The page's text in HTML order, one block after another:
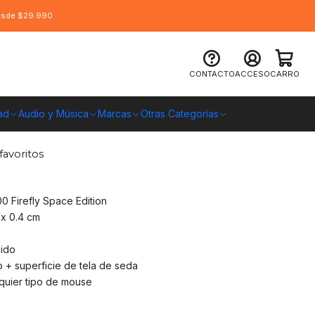
CONTACTOACCESOCARRO
Audio y Música Marcas Otras Categorías
$29.990
Fantech MPR800 Firefly Space
CHILE
Firefly Space Edition
0.4 cm
+ superficie de tela de seda
tipo de mouse